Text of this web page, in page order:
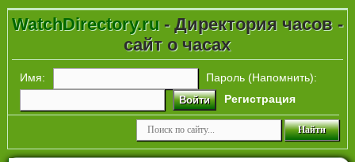
WatchDirectory.ru- Директория часов -
сайт о часах
Имя: Пароль (Напомнить):
Войти Регистрация